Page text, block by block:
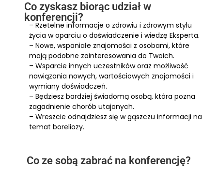
Co zyskasz biorąc udział w
konferencji?
– Rzetelne informacje o zdrowiu i zdrowym stylu
życia w oparciu o doświadczenie i wiedzę Eksperta.
– Nowe, wspaniałe znajomości z osobami, które
mają podobne zainteresowania do Twoich.
– Wsparcie innych uczestników oraz możliwość
nawiązania nowych, wartościowych znajomości i
wymiany doświadczeń.
– Będziesz bardziej świadomą osobą, która pozna
zagadnienie chorób utajonych.
– Wreszcie odnajdziesz się w gąszczu informacji na
temat boreliozy.
Co ze sobą zabrać na konferencję?